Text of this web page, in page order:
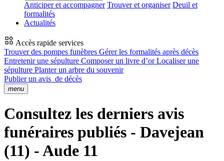
Anticiper et accompagner Trouver et organiser Deuil et
formalités
Actualités
Accès rapide services
Trouver des pompes funèbres Gérer les formalités après décès
Entretenir une sépulture Composer un livre d’orLocaliser une
sépulture Planter un arbre du souvenir
Publier un avis de décès
menu
Consultez les derniers avis
funéraires publiés - Davejean
(11) - Aude 11